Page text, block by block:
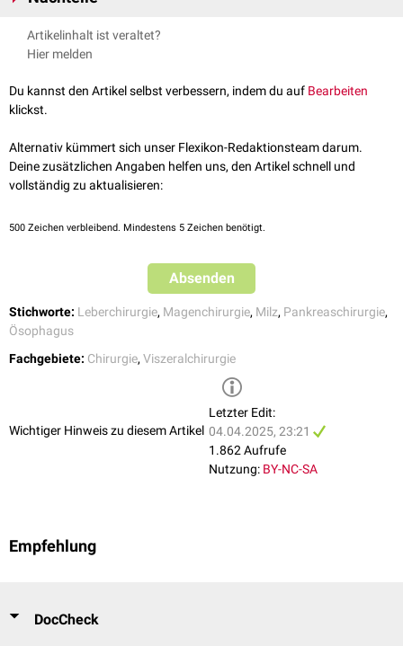
Pankreaskopfresektion
Leberresektion
Die Exploration des unteren Hemiabdomens ist sehr nur eingeschränkt
möglich. Bei Auftreten von
Artikelinhalt ist veraltet?
Hier melden
Du kannst den Artikel selbst verbessern, indem du auf Bearbeiten
klickst.
Alternativ kümmert sich unser Flexikon-Redaktionsteam darum.
Deine zusätzlichen Angaben helfen uns, den Artikel schnell und
vollständig zu aktualisieren:
500 Zeichen verbleibend. Mindestens 5 Zeichen benötigt.
Absenden
Stichworte: Leberchirurgie, Magenchirurgie, Milz, Pankreaschirurgie,
Ösophagus
Fachgebiete: Chirurgie, Viszeralchirurgie
Wichtiger Hinweis zu diesem Artikel
Letzter Edit:
04.04.2025, 23:21
1.862 Aufrufe
Nutzung: BY-NC-SA
Empfehlung
DocCheck